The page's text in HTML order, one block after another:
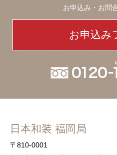
お申込み・お問
お申込み
日本和装 福岡局
〒810-0001